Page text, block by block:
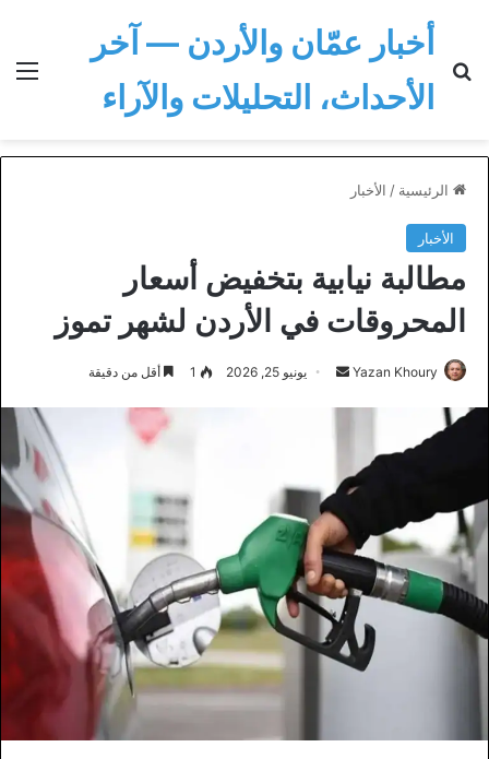
أخبار عمّان والأردن — آخر
الأحداث، التحليلات والآراء
الرئيسية / الأخبار
الأخبار
مطالبة نيابية بتخفيض أسعار
المحروقات في الأردن لشهر تموز
Yazan Khoury
أرسل يونيو 25, 2026 1 أقل من دقيقة